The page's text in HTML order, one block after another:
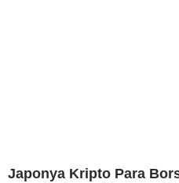
Japonya Kripto Para